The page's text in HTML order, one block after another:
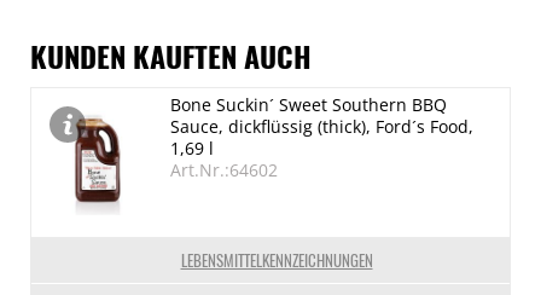
KUNDEN KAUFTEN AUCH
LEBENSMITTELKENNZEICHNUNGEN
Bone Suckin´ Sweet Southern BBQ
Sauce, dickflüssig (thick), Ford´s Food,
1,69 l
Art.Nr.:64602